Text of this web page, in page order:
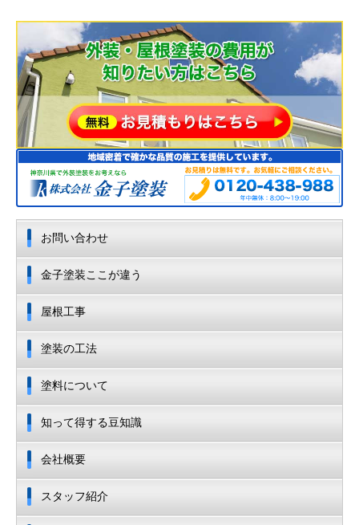
お問い合わせ
金子塗装ここが違う
屋根工事
塗装の工法
塗料について
知って得する豆知識
会社概要
スタッフ紹介